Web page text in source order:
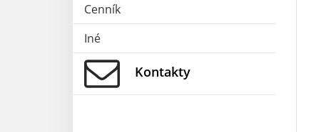
Cenník
Iné
Kontakty